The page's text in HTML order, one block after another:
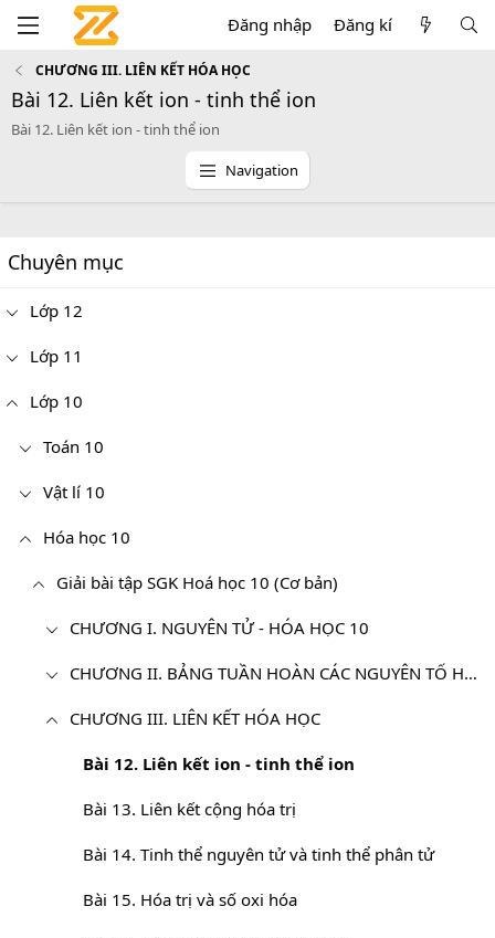
Đăng nhập Đăng kí
CHƯƠNG III. LIÊN KẾT HÓA HỌC
Bài 12. Liên kết ion - tinh thể ion
Bài 12. Liên kết ion - tinh thể ion
Navigation
Chuyên mục
Lớp 12
Lớp 11
Lớp 10
Toán 10
Vật lí 10
Hóa học 10
Giải bài tập SGK Hoá học 10 (Cơ bản)
CHƯƠNG I. NGUYÊN TỬ - HÓA HỌC 10
CHƯƠNG II. BẢNG TUẦN HOÀN CÁC NGUYÊN TỐ HÓA HỌC VÀ ĐỊNH LUẬT TUẦN HOÀN - HÓA 10
CHƯƠNG III. LIÊN KẾT HÓA HỌC
Bài 12. Liên kết ion - tinh thể ion
Bài 13. Liên kết cộng hóa trị
Bài 14. Tinh thể nguyên tử và tinh thể phân tử
Bài 15. Hóa trị và số oxi hóa